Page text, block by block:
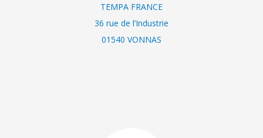
TEMPA FRANCE
36 rue de l’Industrie
01540 VONNAS